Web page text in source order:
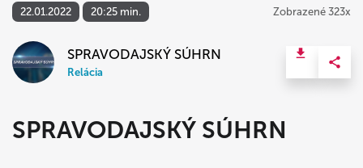
22.01.2022 20:25 min. Zobrazené 323x
SPRAVODAJSKÝ SÚHRN
Relácia
SPRAVODAJSKÝ SÚHRN